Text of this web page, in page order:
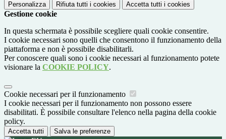
Personalizza Rifiuta tutti i cookies Accetta tutti i cookies
Gestione cookie
In questa schermata è possibile scegliere quali cookie consentire.
I cookie necessari sono quelli che consentono il funzionamento della
piattaforma e non è possibile disabilitarli.
Per conoscere quali sono i cookie necessari al funzionamento potete
visionare la COOKIE POLICY.
Cookie necessari per il funzionamento
I cookie necessari per il funzionamento non possono essere
disabilitati. È possibile consultare l'elenco nella pagina della cookie
policy.
Accetta tutti Salva le preferenze